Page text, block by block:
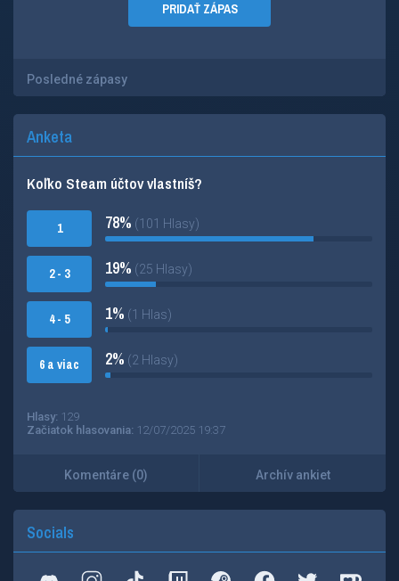
PRIDAŤ ZÁPAS
Posledné zápasy
Anketa
Koľko Steam účtov vlastníš?
1
2 - 3
4 - 5
6 a viac
78% (101 Hlasy)
19% (25 Hlasy)
1% (1 Hlas)
2% (2 Hlasy)
Hlasy: 129
Začiatok hlasovania: 12/07/2025 19:37
Komentáre (0) Archív ankiet
Socials